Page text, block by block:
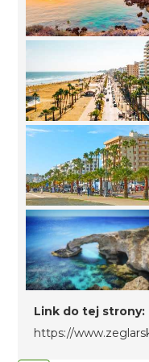
Link do tej strony:
https://